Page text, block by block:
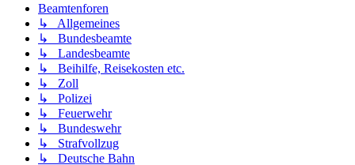
Beamtenforen
↳ Allgemeines
↳ Bundesbeamte
↳ Landesbeamte
↳ Beihilfe, Reisekosten etc.
↳ Zoll
↳ Polizei
↳ Feuerwehr
↳ Bundeswehr
↳ Strafvollzug
↳ Deutsche Bahn